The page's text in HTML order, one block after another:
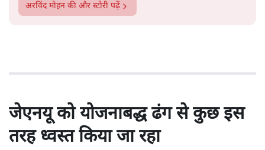
अरविंद मोहन की और स्टोरी पढ़ें
जेएनयू को योजनाबद्ध ढंग से कुछ इस
तरह ध्वस्त किया जा रहा